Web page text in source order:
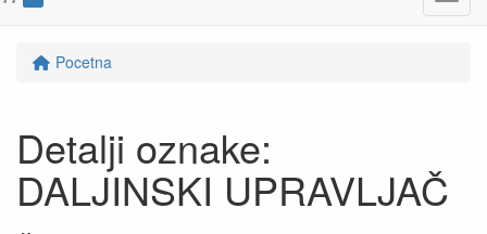
Pocetna
Detalji oznake:
DALJINSKI UPRAVLJAČ